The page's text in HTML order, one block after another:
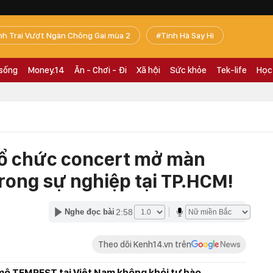
Trai Vượt Ngàn Chông Gai mùa 2 Tinh Hà Say Hi
Money.14 Ăn - Chơi - Đi Xã hội Sức khỏe Tek-life
chức concert mở màn
sự nghiệp tại TP.HCM!
Nghe đọc bài 2:58
Theo dõi Kenh14.vn trên